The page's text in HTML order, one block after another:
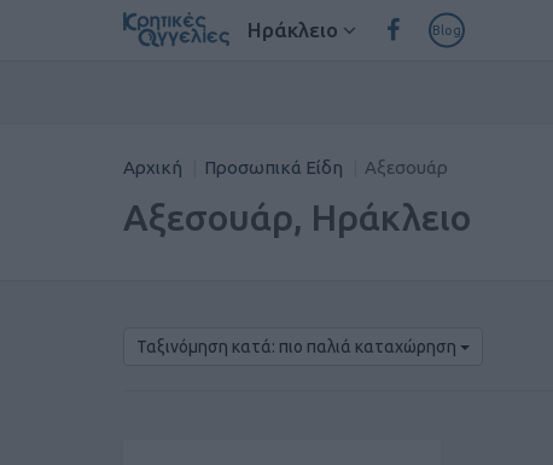
Ηράκλειο Blog
Αρχική Προσωπικά Είδη Αξεσουάρ
Αξεσουάρ, Ηράκλειο
Ταξινόμηση κατά: πιο παλιά καταχώρηση